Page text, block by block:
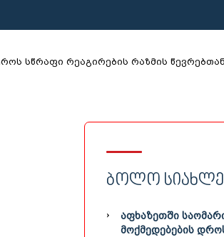
სწრაფი რეაგირების რაზმის წევრებთან
ᲑᲝᲚᲝ
ᲐᲤᲮᲐᲖᲔᲗᲨᲘ
ᲛᲝᲥᲛᲔᲓᲔᲑᲔᲑᲘᲡ